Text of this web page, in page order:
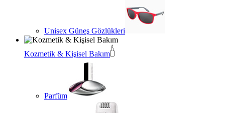
Unisex Güneş Gözlükleri
Kozmetik & Kişisel Bakım
Parfüm